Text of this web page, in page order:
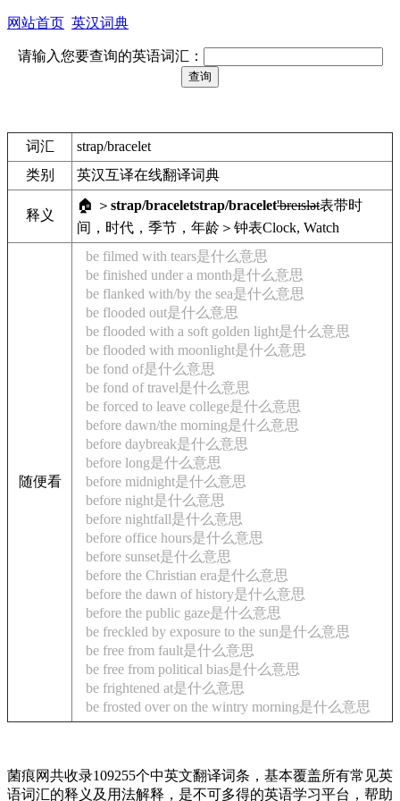
网站首页 英汉词典
请输入您要查询的英语词汇：
词汇
strap/bracelet
类别
英汉互译在线翻译词典
释义
🏠 ＞ strap/braceletstrap/bracelet'breɪslət表带时
间，时代，季节，年龄＞钟表Clock, Watch
随便看
be filmed with tears是什么意思
be finished under a month是什么意思
be flanked with/by the sea是什么意思
be flooded out是什么意思
be flooded with a soft golden light是什么意思
be flooded with moonlight是什么意思
be fond of是什么意思
be fond of travel是什么意思
be forced to leave college是什么意思
before dawn/the morning是什么意思
before daybreak是什么意思
before long是什么意思
before midnight是什么意思
before night是什么意思
before nightfall是什么意思
before office hours是什么意思
before sunset是什么意思
before the Christian era是什么意思
before the dawn of history是什么意思
before the public gaze是什么意思
be freckled by exposure to the sun是什么意思
be free from fault是什么意思
be free from political bias是什么意思
be frightened at是什么意思
be frosted over on the wintry morning是什么意思
菌痕网共收录109255个中英文翻译词条，基本覆盖所有常见英
语词汇的释义及用法解释，是不可多得的英语学习平台，帮助